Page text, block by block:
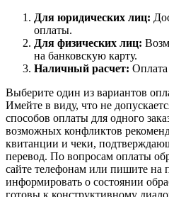
Для юридических лиц:
оплаты.
Для физических лиц:
на банковскую карту.
Наличный расчет:
Выберите один из вариантов
Имейте в виду, что не
способов оплаты для одного
возможных конфликтов
квитанции и чеки,
перевод. По вопросам оплаты
сайте телефонам или пишите на
информировать о состоянии
готовы к конструктивному